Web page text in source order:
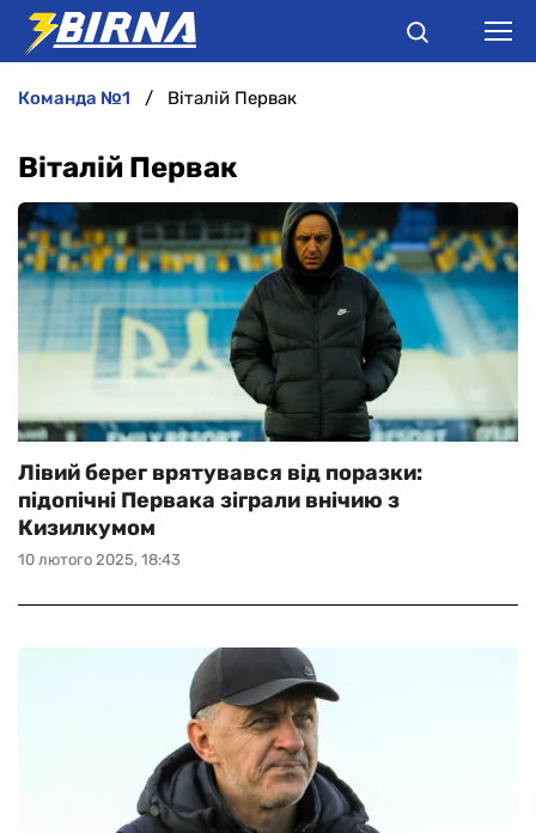
ІНТЕРВ'Ю
БУКМЕКЕРИ
команда №1 Віталій Первак
Віталій Первак
10 лютого 2025, 18:43
Лівий берег врятувався від поразки:
підопічні Первака зіграли внічию з
Кизилкумом